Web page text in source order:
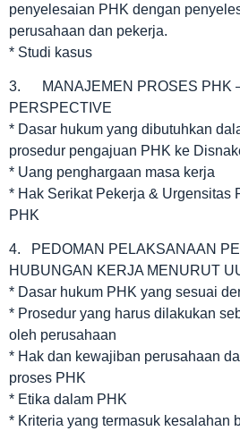
penyelesaian PHK dengan
perusahaan dan pekerja.
* Studi kasus
3. MANAJEMEN PROSES PHK
PERSPECTIVE
* Dasar hukum yang dibutuhkan
prosedur pengajuan PHK ke
* Uang penghargaan masa kerja
* Hak Serikat Pekerja & Urgensitas
PHK
4. PEDOMAN PELAKSANAAN
HUBUNGAN KERJA MENURUT
* Dasar hukum PHK yang sesuai
* Prosedur yang harus dilakukan
oleh perusahaan
* Hak dan kewajiban perusahaan
proses PHK
* Etika dalam PHK
* Kriteria yang termasuk kesalahan